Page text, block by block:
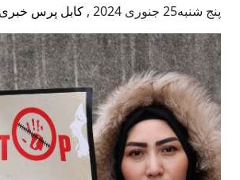
پنج شنبه25 جنوری 2024 , کابل پرس خبری